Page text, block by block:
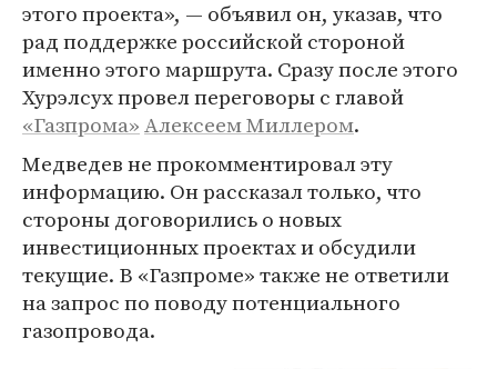
этого проекта», — объявил он, указав, что
рад поддержке российской стороной
именно этого маршрута. Сразу после этого
Хурэлсух провел переговоры с главой
«Газпрома»Алексеем Миллером.
Медведев не прокомментировал эту
информацию. Он рассказал только, что
стороны договорились о новых
инвестиционных проектах и обсудили
текущие. В «Газпроме» также не ответили
на запрос по поводу потенциального
газопровода.